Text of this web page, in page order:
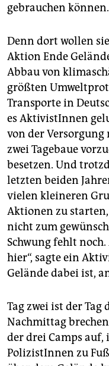
gebrauchen können.
Denn dort wollen
Aktion Ende
Abbau von
größten
Transporte in
es AktivistInnen
von der
zwei Tagebaue
besetzen. Und
letzten beiden
vielen kleineren
Aktionen zu
nicht zum
Schwung fehlt
hier“, sagte ein
Gelände dabei ist,
Tag zwei ist der
Nachmittag
der drei Camps
PolizistInnen zu